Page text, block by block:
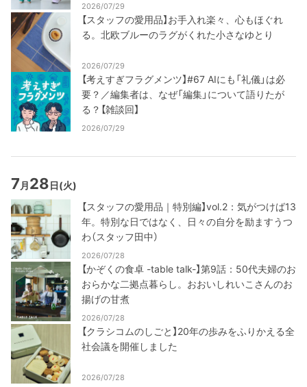
2026/07/29
【スタッフの愛用品】お手入れ楽々、心もほぐれ
る。北欧ブルーのラグがくれた小さなゆとり
2026/07/29
【考えすぎフラグメンツ】#67 AIにも「礼儀」は必
要？／編集者は、なぜ「編集」について語りたが
る？【雑談回】
2026/07/29
7 月28日(火)
【スタッフの愛用品｜特別編】vol.2：気がつけば13
年。特別な日ではなく、日々の自分を励ますうつ
わ（スタッフ田中）
2026/07/28
【かぞくの食卓 -table talk-】第9話：50代夫婦のお
おらかな二拠点暮らし。おおいしれいこさんのお
揚げの甘煮
2026/07/28
【クラシコムのしごと】20年の歩みをふりかえる全
社会議を開催しました
2026/07/28